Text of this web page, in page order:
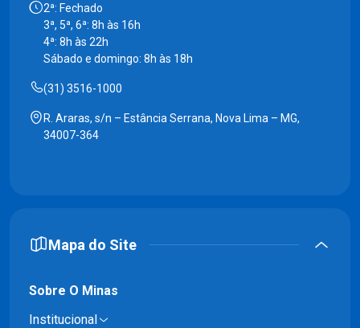
2ª: Fechado
3ª, 5ª, 6ª: 8h às 16h
4ª: 8h às 22h
Sábado e domingo: 8h às 18h
(31) 3516-1000
R. Araras, s/n – Estância Serrana, Nova Lima – MG,
34007-364
Mapa do Site
Sobre O Minas
Institucional